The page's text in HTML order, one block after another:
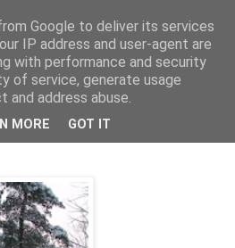
Google to deliver its services
IP address and user-agent are
with performance and security
of service, generate usage
address abuse.
MORE GOT IT